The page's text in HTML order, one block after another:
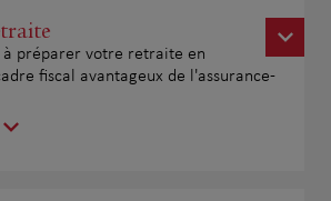
à préparer votre retraite en
fiscal avantageux de l'assurance-